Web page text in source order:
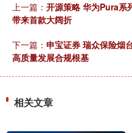
上一篇： 开源策略 华为Pura系
带来首款大阔折
下一篇： 申宝证券 瑞众保险烟
高质量发展合规根基
相关文章